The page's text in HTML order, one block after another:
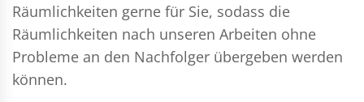
Räumlichkeiten gerne für Sie, sodass die
Räumlichkeiten nach unseren Arbeiten ohne
Probleme an den Nachfolger übergeben werden
können.